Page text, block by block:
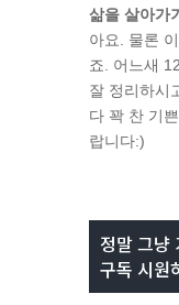
삶을 살아가
아요. 물론
죠. 어느새 12
잘 정리하시
다 꽉 찬 기
랍니다:)
정말 그냥
구독 시원